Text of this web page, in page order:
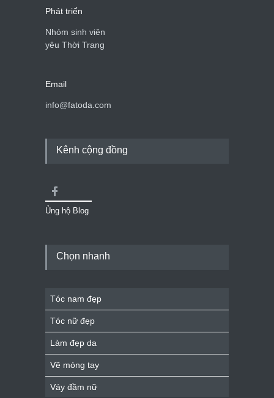
Phát triển
Nhóm sinh viên
yêu Thời Trang
Email
info@fatoda.com
Kênh cộng đồng
Ủng hộ Blog
Chọn nhanh
Tóc nam đẹp
Tóc nữ đẹp
Làm đẹp da
Vẽ móng tay
Váy đầm nữ